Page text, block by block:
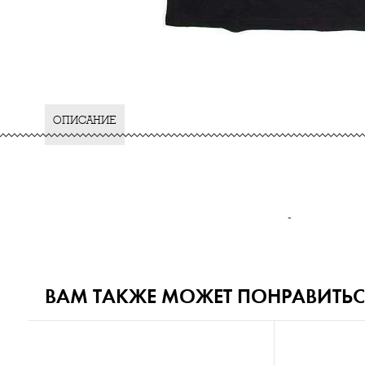
ОПИСАНИЕ
-
ВАМ ТАКЖЕ МОЖЕТ